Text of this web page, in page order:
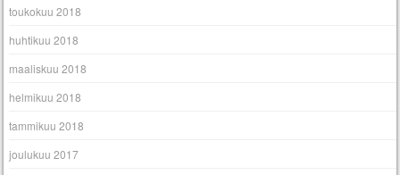
toukokuu 2018
huhtikuu 2018
maaliskuu 2018
helmikuu 2018
tammikuu 2018
joulukuu 2017